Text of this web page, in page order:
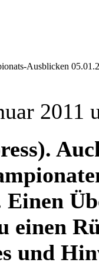
Ausblicken
2011
Einen
einen
und